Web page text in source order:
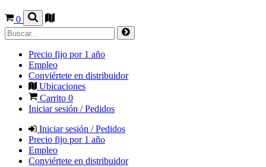
0
Precio fijo por 1 año
Empleo
Conviértete en distribuidor
Ubicaciones
Carrito 0
Iniciar sesión / Pedidos
Iniciar sesión / Pedidos
Precio fijo por 1 año
Empleo
Conviértete en distribuidor